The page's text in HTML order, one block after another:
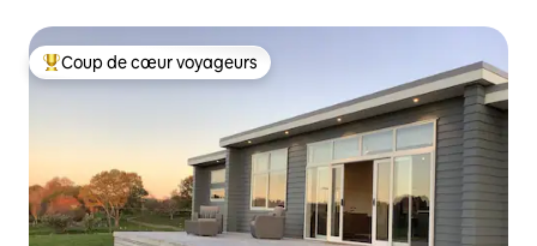
Coup de cœur voyageurs parmi les plus aimés
Coup de cœur voyageurs